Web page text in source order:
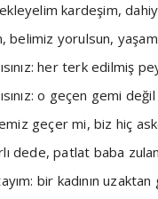
kardeşim,
belimiz yorulsun,
her terk edilmiş
o geçen gemi
geçer mi, biz hiç
dede, patlat baba
bir kadının